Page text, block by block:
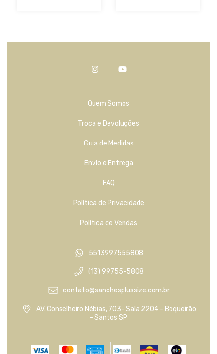
Quem Somos
Troca e Devoluções
Guia de Medidas
Envio e Entrega
FAQ
Política de Privacidade
Política de Vendas
5513997555808
(13) 99755-5808
contato@sanchesplussize.com.br
AV. Conselheiro Nébias, 703- Sala 2204 - Boqueirão
- Santos SP